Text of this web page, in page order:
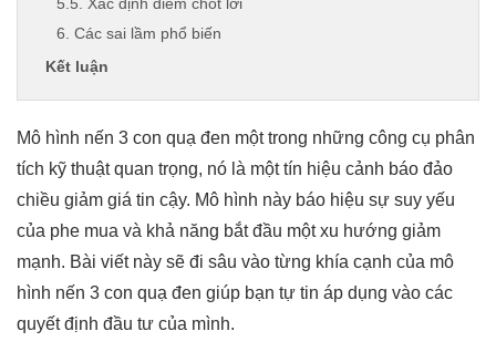
6. Các sai lầm phổ biến
Kết luận
Mô hình nến 3 con quạ đen một trong những công cụ phân
tích kỹ thuật quan trọng, nó là một tín hiệu cảnh báo đảo
chiều giảm giá tin cậy. Mô hình này báo hiệu sự suy yếu
của phe mua và khả năng bắt đầu một xu hướng giảm
mạnh. Bài viết này sẽ đi sâu vào từng khía cạnh của mô
hình nến 3 con quạ đen giúp bạn tự tin áp dụng vào các
quyết định đầu tư của mình.